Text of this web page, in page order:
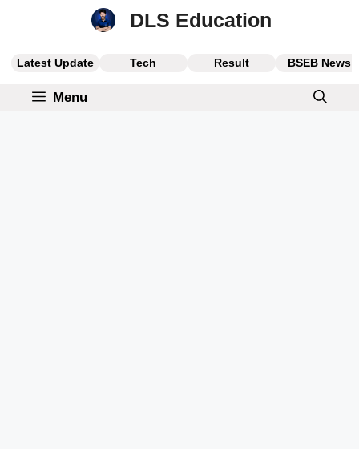
DLS Education
Latest Update Tech Result BSEB News
Menu